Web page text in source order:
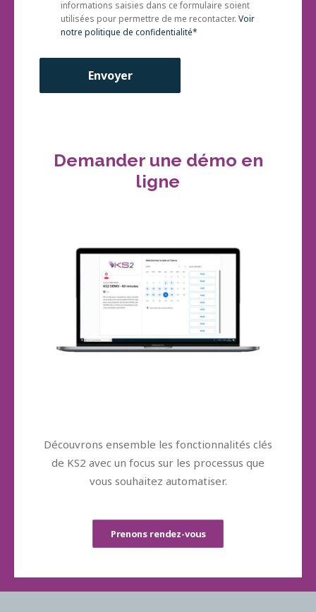
informations saisies dans ce formulaire soient
utilisées pour permettre de me recontacter. Voir
notre politique de confidentialité*
Envoyer
Demander une démo en
ligne
Découvrons ensemble les fonctionnalités clés
de KS2 avec un focus sur les processus que
vous souhaitez automatiser.
Prenons rendez-vous